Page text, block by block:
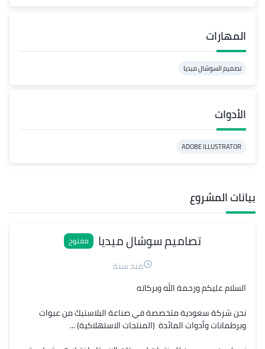
المهارات
تصميم السوشال ميديا
الأدوات
ADOBE ILLUSTRATOR
بيانات المشروع
تصاميم سوشال ميديا مفتوح
منذ سنة